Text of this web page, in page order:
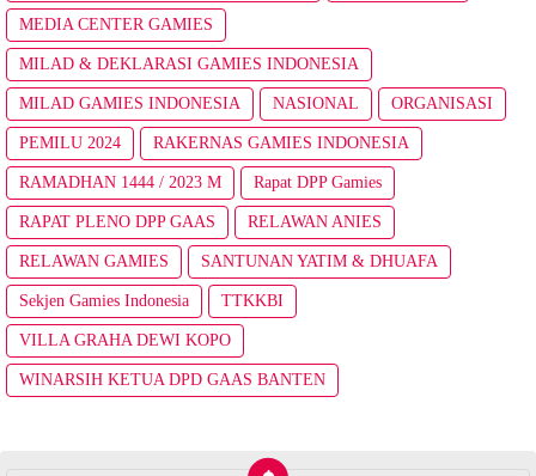
MEDIA CENTER GAMIES
MILAD & DEKLARASI GAMIES INDONESIA
MILAD GAMIES INDONESIA NASIONAL ORGANISASI
PEMILU 2024 RAKERNAS GAMIES INDONESIA
RAMADHAN 1444 / 2023 M Rapat DPP Gamies
RAPAT PLENO DPP GAAS RELAWAN ANIES
RELAWAN GAMIES SANTUNAN YATIM & DHUAFA
Sekjen Gamies Indonesia TTKKBI
VILLA GRAHA DEWI KOPO
WINARSIH KETUA DPD GAAS BANTEN